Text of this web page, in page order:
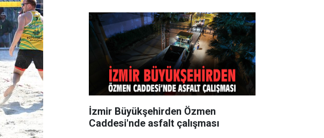
İzmir Büyükşehirden Özmen
Caddesi'nde asfalt çalışması